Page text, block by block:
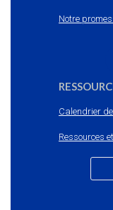
Notre
Calendrier
Ressources